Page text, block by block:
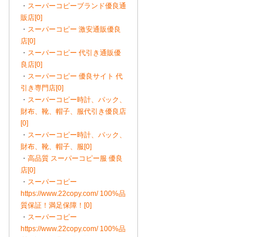
・ スーパーコピーブランド優良通
販店[0]
・ スーパーコピー 激安通販優良
店[0]
・ スーパーコピー 代引き通販優
良店[0]
・ スーパーコピー 優良サイト 代
引き専門店[0]
・ スーパーコピー時計、パック、
財布、靴、帽子、服代引き優良店
[0]
・ スーパーコピー時計、パック、
財布、靴、帽子、服[0]
・ 高品質 スーパーコピー服 優良
店[0]
・ スーパーコピー
https://www.22copy.com/ 100%品
質保証！満足保障！[0]
・ スーパーコピー
https://www.22copy.com/ 100%品